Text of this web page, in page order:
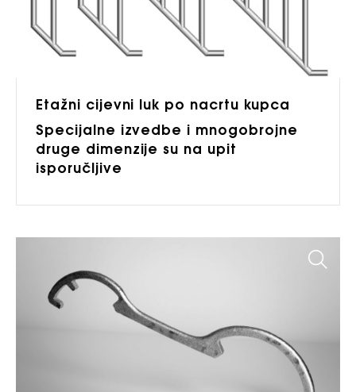
Etažni cijevni luk po nacrtu kupca
Specijalne izvedbe i mnogobrojne
druge dimenzije su na upit
isporučljive